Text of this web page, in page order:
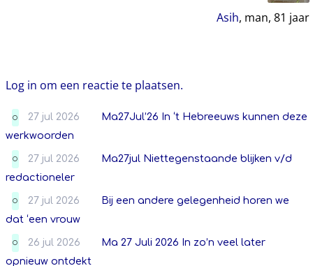
Asih, man, 81 jaar
Log in om een reactie te plaatsen.
O 27 jul 2026
Ma27Jul’26 In ‘t Hebreeuws kunnen deze
werkwoorden
O 27 jul 2026
Ma27jul Niettegenstaande blijken v/d
redactioneler
O 27 jul 2026
Bij een andere gelegenheid horen we
dat ‘een vrouw
O 26 jul 2026
Ma 27 Juli 2026 In zo’n veel later
opnieuw ontdekt